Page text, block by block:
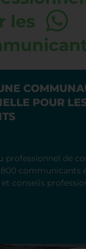
POUR
professionnel de
communicants
conseils